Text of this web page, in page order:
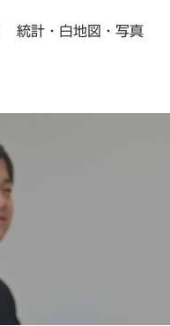
統計・白地図・写真